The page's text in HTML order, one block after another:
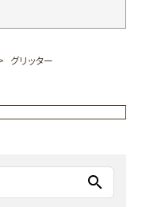
グリッター
search